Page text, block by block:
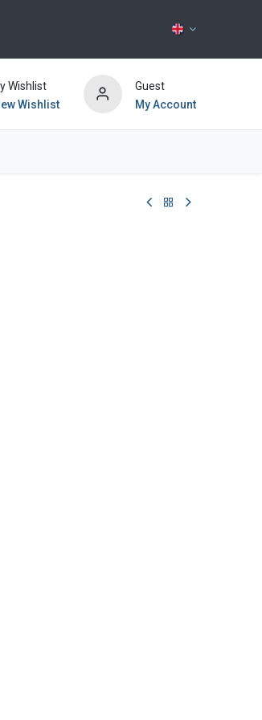
Wishlist
Wishlist
Guest
My Account